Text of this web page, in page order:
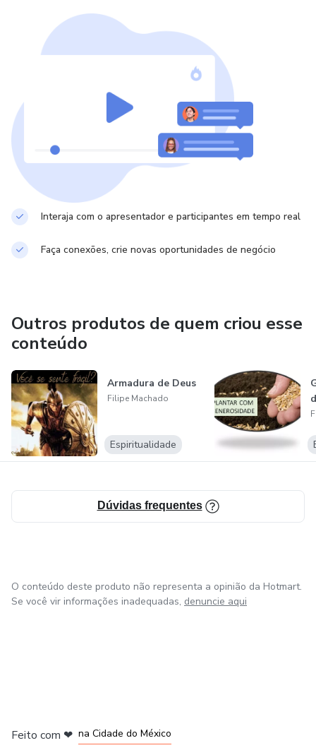
Interaja com o apresentador e participantes em tempo real
Faça conexões, crie novas oportunidades de negócio
Outros produtos de quem criou esse
conteúdo
Armadura de Deus
Filipe Machado
Espiritualidade
Dúvidas frequentes
O conteúdo deste produto não representa a opinião da Hotmart.
Se você vir informações inadequadas, denuncie aqui
Feito com ❤ na Cidade do México